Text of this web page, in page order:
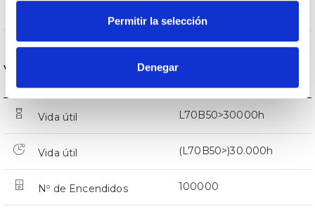
Permitir la selección
Denegar
Vida
Vida útil L70B50>30000h
Vida útil (L70B50>)30.000h
Nº de Encendidos 100000